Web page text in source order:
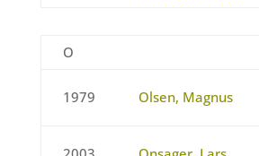
O
1979 Olsen, Magnus